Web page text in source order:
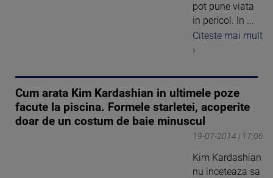
pot pune viata
in pericol. In ...
Citeste mai mult
›
Cum arata Kim Kardashian in ultimele poze
facute la piscina. Formele starletei, acoperite
doar de un costum de baie minuscul
19-07-2014 | 17:06
Kim Kardashian
nu inceteaza sa